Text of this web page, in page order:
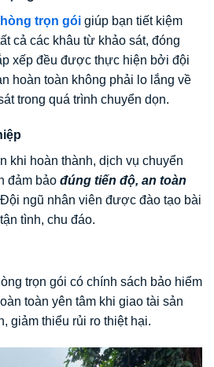
trọn gói giúp bạn tiết kiệm
cả các khâu từ khảo sát, đóng
xếp đều được thực hiện bởi đội
hoàn toàn không phải lo lắng về
trong quá trình chuyển dọn.
khi hoàn thành, dịch vụ chuyển
đảm bảo đúng tiến độ, an toàn
ngũ nhân viên được đào tạo bài
tình, chu đáo.
trọn gói có chính sách bảo hiểm
toàn yên tâm khi giao tài sản
giảm thiểu rủi ro thiệt hại.